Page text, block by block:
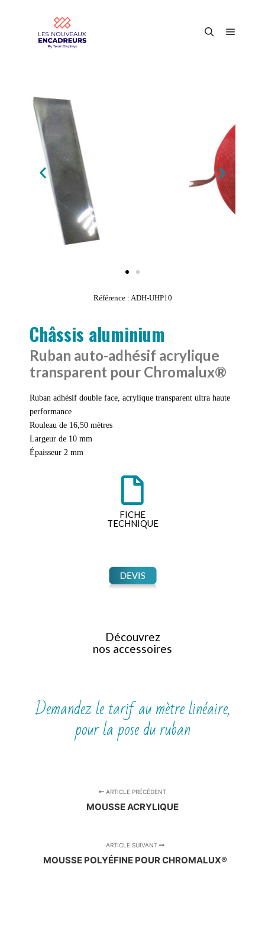
Référence : ADH-UHP10
Châssis aluminium
Ruban auto-adhésif acrylique
transparent pour Chromalux®
Ruban adhésif double face, acrylique transparent ultra haute
performance
Rouleau de 16,50 mètres
Largeur de 10 mm
Épaisseur 2 mm
FICHE
TECHNIQUE
Découvrez
nos accessoires
Demandez le tarif au mètre linéaire,
pour la pose du ruban
ARTICLE PRÉCÉDENT
MOUSSE ACRYLIQUE
ARTICLE SUIVANT
MOUSSE POLYÉFINE POUR CHROMALUX®